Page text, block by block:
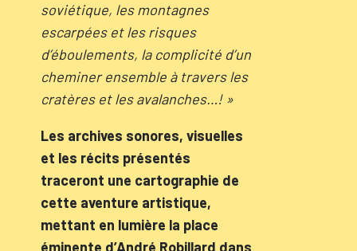
soviétique, les montagnes
escarpées et les risques
d’éboulements, la complicité d’un
cheminer ensemble à travers les
cratères et les avalanches…! »
Les archives sonores, visuelles
et les récits présentés
traceront une cartographie de
cette aventure artistique,
mettant en lumière la place
éminente d’André Robillard dans